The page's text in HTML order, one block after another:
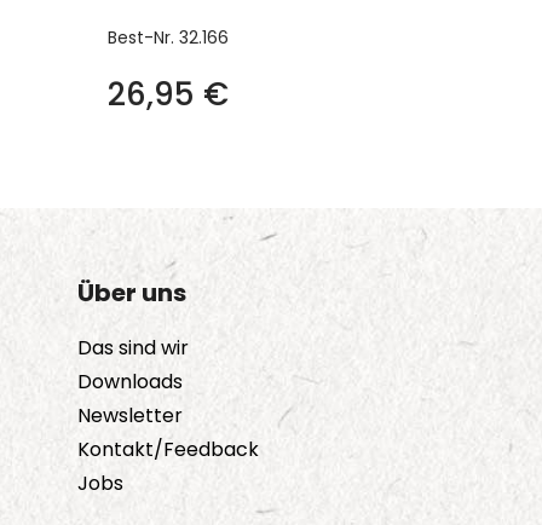
Best-Nr. 32.166
26,95 €
Über uns
Das sind wir
Downloads
Newsletter
Kontakt/Feedback
Jobs